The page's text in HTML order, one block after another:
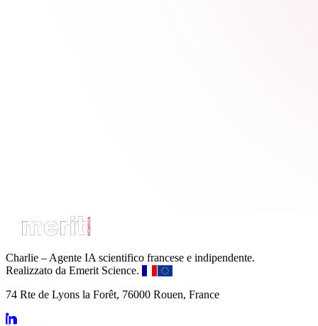
Charlie – Agente IA scientifico francese e indipendente.
Realizzato da Emerit Science.
74 Rte de Lyons la Forêt, 76000 Rouen, France